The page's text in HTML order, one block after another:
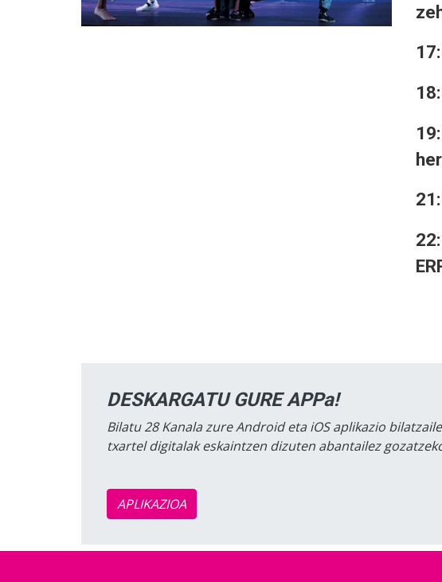
DESKARGATU GURE APPa!
Bilatu 28 Kanala zure Android eta iOS aplikazio
txartel digitalak eskaintzen dizuten abantailez
APLIKAZIOA